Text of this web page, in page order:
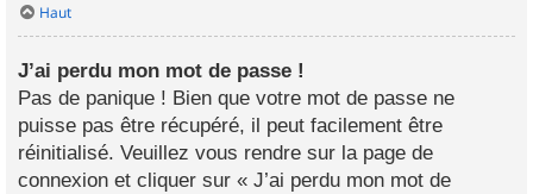
Haut
J’ai perdu mon mot de passe !
Pas de panique ! Bien que votre mot de passe ne
puisse pas être récupéré, il peut facilement être
réinitialisé. Veuillez vous rendre sur la page de
connexion et cliquer sur « J’ai perdu mon mot de